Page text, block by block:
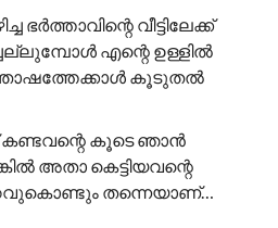
ഭർത്താവിന്റെ വീട്ടിലേക്ക്
എന്റെ ഉള്ളിൽ
കൂടുതൽ
കണ്ടവന്റെ കൂടെ ഞാൻ
അതാ കെട്ടിയവന്റെ
തന്നെയാണ്…